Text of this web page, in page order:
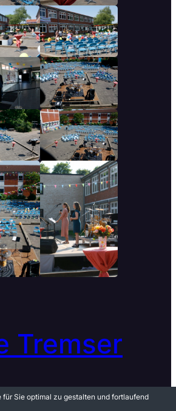
Tremser
Teich
für Sie optimal zu gestalten und fortlaufend